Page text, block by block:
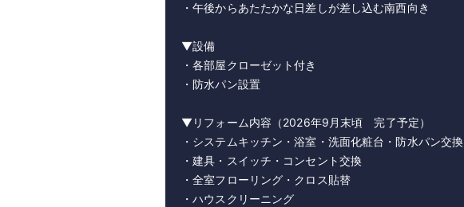
・午後からあたたかな日差しが差し込む南西向き
▼設備
・各部屋クローゼット付き
・防水パン設置
▼リフォーム内容（2026年9月末頃 完了予定）
・システムキッチン・浴室・洗面化粧台・防水パン交換
・建具・スイッチ・コンセント交換
・全室フローリング・クロス貼替
・ハウスクリーニング